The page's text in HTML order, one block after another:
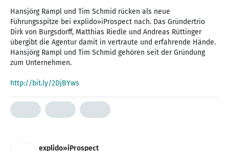
Hansjörg Rampl und Tim Schmid rücken als neue
Führungsspitze bei explido»iProspect nach. Das Gründertrio
Dirk von Burgsdorff, Matthias Riedle und Andreas Rüttinger
übergibt die Agentur damit in vertraute und erfahrende Hände.
Hansjörg Rampl und Tim Schmid gehören seit der Gründung
zum Unternehmen.
http://bit.ly/2DjBYws
explido»iProspect